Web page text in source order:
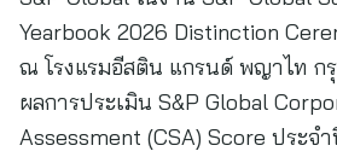
Yearbook 2026 Distinction
ณ โรงแรมอีสติน แกรนด์ พญาไท ก
ผลการประเมิน S&P Global
Assessment (CSA) Score ประจ